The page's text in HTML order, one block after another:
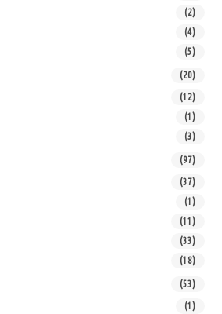
(2)
(4)
(5)
(20)
(12)
(1)
(3)
(97)
(37)
(1)
(11)
(33)
(18)
(53)
(1)